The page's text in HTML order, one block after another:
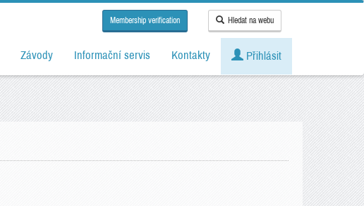
Membership verification Hledat na webu
Závody Informační servis Kontakty Přihlásit